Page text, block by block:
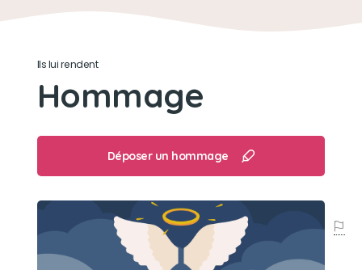
Son jouet préféré
Son loisir préféré
Ils lui rendent
Hommage
Déposer un hommage